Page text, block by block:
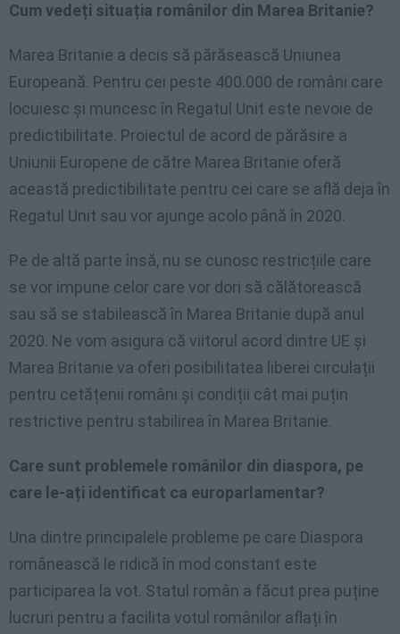
Cum vedeți situația românilor din Marea Britanie?
Marea Britanie a decis să părăsească Uniunea
Europeană. Pentru cei peste 400.000 de români care
locuiesc și muncesc în Regatul Unit este nevoie de
predictibilitate. Proiectul de acord de părăsire a
Uniunii Europene de către Marea Britanie oferă
această predictibilitate pentru cei care se află deja în
Regatul Unit sau vor ajunge acolo până în 2020.
Pe de altă parte însă, nu se cunosc restricțiile care
se vor impune celor care vor dori să călătorească
sau să se stabilească în Marea Britanie după anul
2020. Ne vom asigura că viitorul acord dintre UE și
Marea Britanie va oferi posibilitatea liberei circulații
pentru cetățenii români și condiții cât mai puțin
restrictive pentru stabilirea în Marea Britanie.
Care sunt problemele românilor din diaspora, pe
care le-ați identificat ca europarlamentar?
Una dintre principalele probleme pe care Diaspora
românească le ridică în mod constant este
participarea la vot. Statul român a făcut prea puține
lucruri pentru a facilita votul românilor aflați în